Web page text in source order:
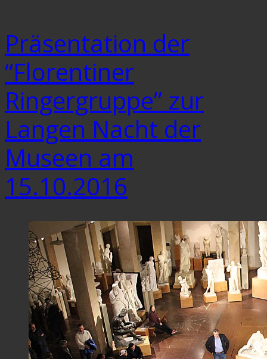
Präsentation der
“Florentiner
Ringergruppe” zur
Langen Nacht der
Museen am
15.10.2016